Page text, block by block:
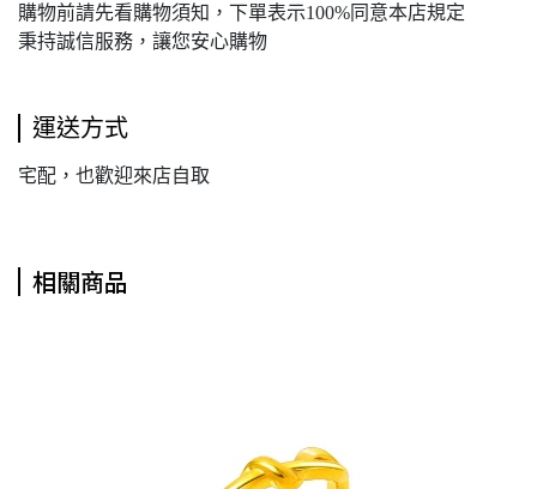
購物前請先看購物須知，下單表示100%同意本店規定
秉持誠信服務，讓您安心購物
運送方式
宅配，也歡迎來店自取
相關商品